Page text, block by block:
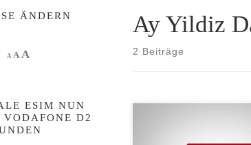
Ay Yildiz
2 Beiträge
ÄNDERN
A Decrease font size.
AReset font size.
AIncrease font size.
ESIM NUN
VODAFONE D2